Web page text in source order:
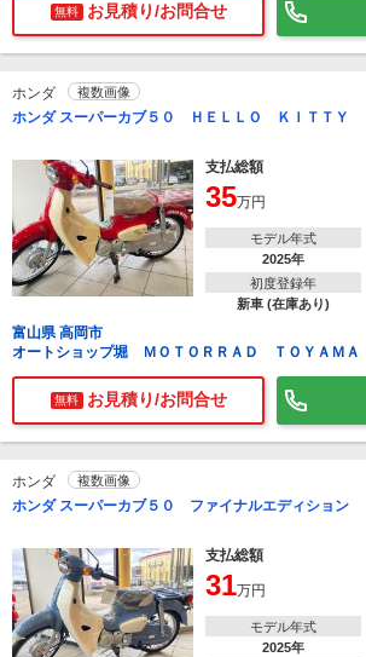
無料 お見積り/お問合せ
ホンダ 複数画像
ホンダ スーパーカブ５０ ＨＥＬＬＯ ＫＩＴＴＹ
支払総額
35万円
モデル年式
2025年
初度登録年
新車 (在庫あり)
富山県 高岡市
オートショップ堀 ＭＯＴＯＲＲＡＤ ＴＯＹＡＭＡ
無料 お見積り/お問合せ
ホンダ 複数画像
ホンダ スーパーカブ５０ ファイナルエディション
支払総額
31万円
モデル年式
2025年